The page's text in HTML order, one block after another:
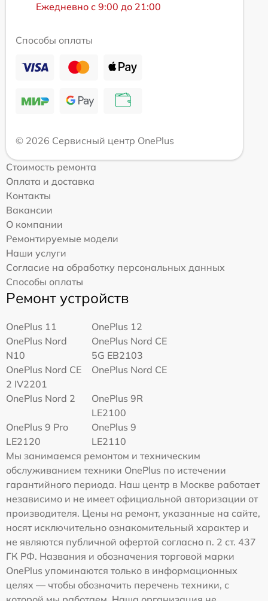
Ежедневно с 9:00 до 21:00
Способы оплаты
© 2026 Сервисный центр OnePlus
Стоимость ремонта
Оплата и доставка
Контакты
Вакансии
О компании
Ремонтируемые модели
Наши услуги
Согласие на обработку персональных данных
Способы оплаты
Ремонт устройств
OnePlus 11
OnePlus 12
OnePlus Nord
N10
OnePlus Nord CE
5G EB2103
OnePlus Nord CE
2 IV2201
OnePlus Nord CE
OnePlus Nord 2
OnePlus 9R
LE2100
OnePlus 9 Pro
LE2120
OnePlus 9
LE2110
Мы занимаемся ремонтом и техническим
обслуживанием техники OnePlus по истечении
гарантийного периода. Наш центр в Москве работает
независимо и не имеет официальной авторизации от
производителя. Цены на ремонт, указанные на сайте,
носят исключительно ознакомительный характер и
не являются публичной офертой согласно п. 2 ст. 437
ГК РФ. Названия и обозначения торговой марки
OnePlus упоминаются только в информационных
целях — чтобы обозначить перечень техники, с